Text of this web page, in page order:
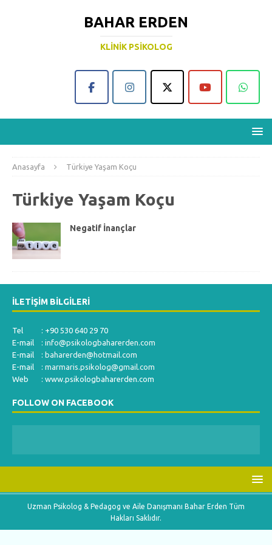
BAHAR ERDEN
KLINIK PSIKOLOG
Anasayfa Türkiye Yaşam Koçu
Türkiye Yaşam Koçu
Negatif İnançlar
İLETIŞIM BILGILERI
Tel : +90 530 640 29 70
E-mail : info@psikologbaharerden.com
E-mail : baharerden@hotmail.com
E-mail : marmaris.psikolog@gmail.com
Web : www.psikologbaharerden.com
FOLLOW ON FACEBOOK
Uzman Psikolog & Pedagog ve Aile Danışmanı Bahar Erden Tüm
Hakları Saklıdır.